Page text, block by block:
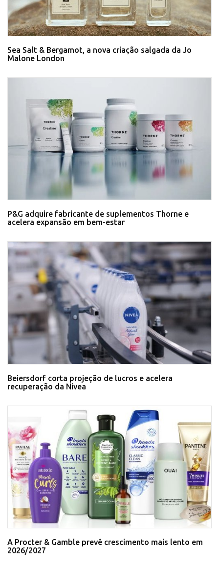
Sea Salt & Bergamot, a nova criação salgada da Jo
Malone London
P&G adquire fabricante de suplementos Thorne e
acelera expansão em bem-estar
Beiersdorf corta projeção de lucros e acelera
recuperação da Nivea
A Procter & Gamble prevê crescimento mais lento em
2026/2027